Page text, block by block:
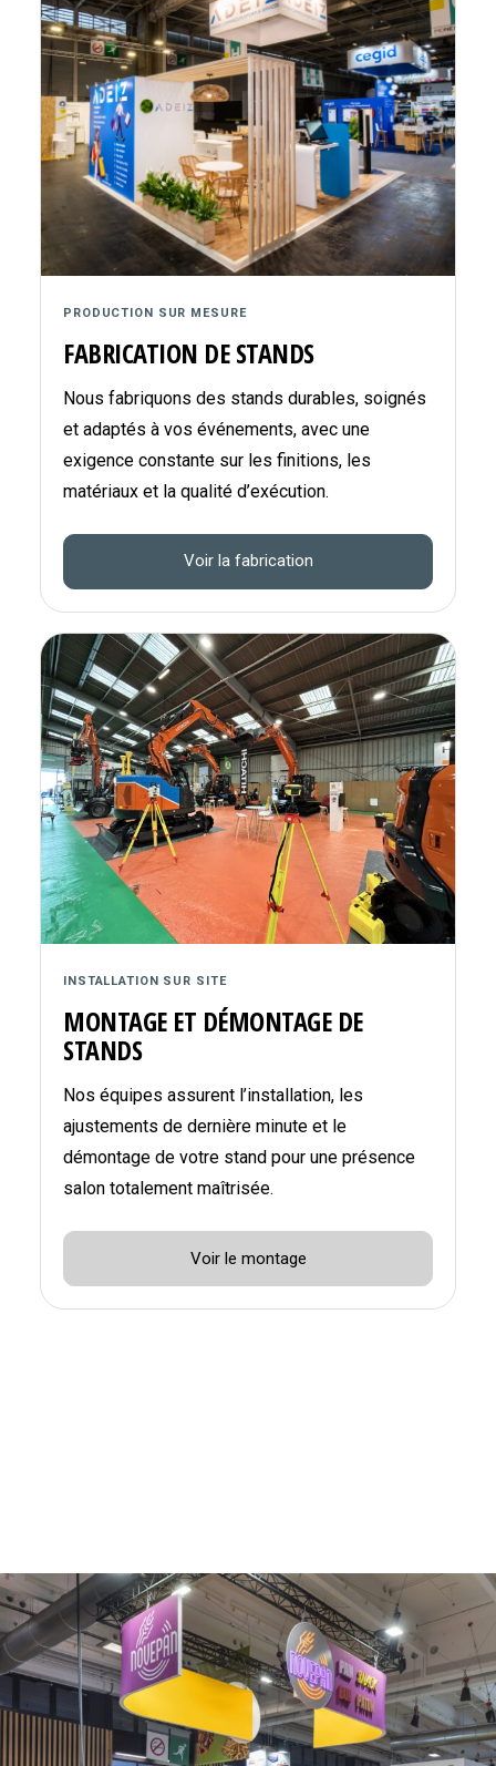
PRODUCTION SUR MESURE
FABRICATION DE STANDS
Nous fabriquons des stands durables, soignés
et adaptés à vos événements, avec une
exigence constante sur les finitions, les
matériaux et la qualité d’exécution.
Voir la fabrication
INSTALLATION SUR SITE
MONTAGE ET DÉMONTAGE DE
STANDS
Nos équipes assurent l’installation, les
ajustements de dernière minute et le
démontage de votre stand pour une présence
salon totalement maîtrisée.
Voir le montage